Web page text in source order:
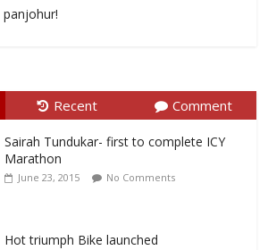
Recent Comment
Sairah Tundukar- first to complete ICY
Marathon
June 23, 2015 No Comments
Hot triumph Bike launched